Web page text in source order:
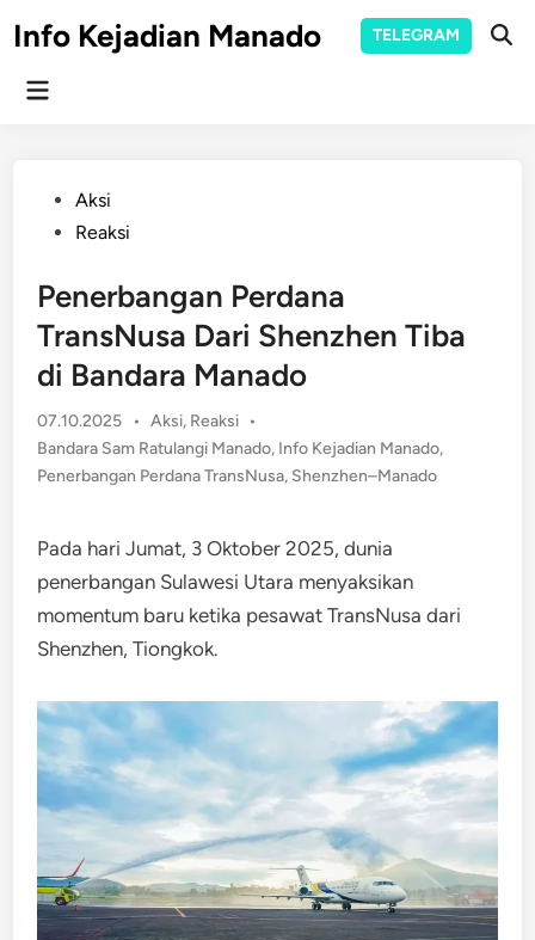
toInfo Kejadian Manado TELEGRAM
Main
PostedAksi
Reaksi
Penerbangan Perdana
TransNusa Dari Shenzhen Tiba
di Bandara Manado
07.10.2025 • Posted
in
Aksi, Reaksi •
Bandara Sam Ratulangi Manado, Info Kejadian Manado,
Penerbangan Perdana TransNusa, Shenzhen–Manado
Pada hari Jumat, 3 Oktober 2025, dunia
penerbangan Sulawesi Utara menyaksikan
momentum baru ketika pesawat TransNusa dari
Shenzhen, Tiongkok.